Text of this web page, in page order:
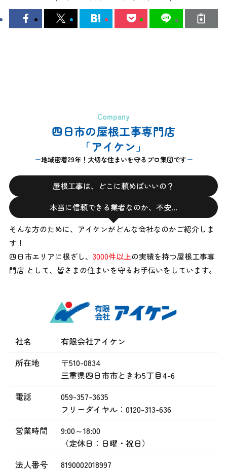
Company
四日市の屋根工事専門店
「アイケン」
地域密着29年！大切な住まいを守るプロ集団です
屋根工事は、どこに頼めばいいの？
本当に信頼できる業者なのか、不安…
そんな方のために、アイケンがどんな会社なのかご紹介しま
す！
四日市エリアに根ざし、 3000件以上の実績を持つ屋根工事専
門店 として、 皆さまの住まいを守るお手伝いをしています。
社名
有限会社アイケン
所在地
〒510-0834
三重県四日市市ときわ5丁目4-6
電話
059-357-3635
フリーダイヤル：0120-313-636
営業時間
9:00～18:00
（定休日：日曜・祝日）
法人番号
8190002018997